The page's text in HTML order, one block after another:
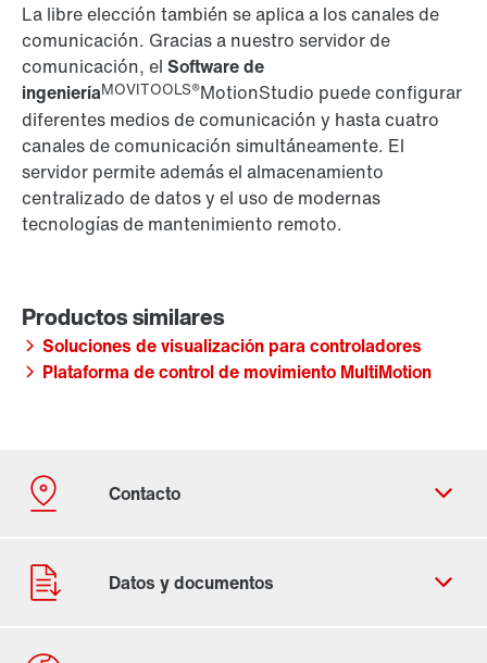
La libre elección también se aplica a los canales de
comunicación. Gracias a nuestro servidor de
comunicación, el Software de
ingenieríaMOVITOOLS®MotionStudio puede configurar
diferentes medios de comunicación y hasta cuatro
canales de comunicación simultáneamente. El
servidor permite además el almacenamiento
centralizado de datos y el uso de modernas
tecnologías de mantenimiento remoto.
Soluciones de visualización para controladores
Plataforma de control de movimiento MultiMotion